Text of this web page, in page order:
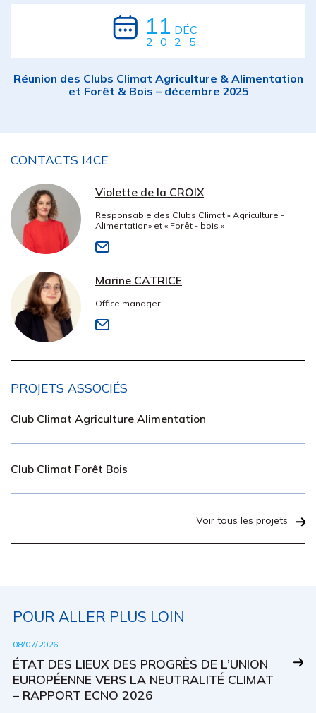
11 DÉC
2025
Réunion des Clubs Climat Agriculture & Alimentation
et Forêt & Bois – décembre 2025
CONTACTS I4CE
Violette de la CROIX
Responsable des Clubs Climat « Agriculture -
Alimentation» et « Forêt - bois »
Marine CATRICE
Office manager
PROJETS ASSOCIÉS
Club Climat Agriculture Alimentation
Club Climat Forêt Bois
Voir tous les projets
POUR ALLER PLUS LOIN
08/07/2026
ÉTAT DES LIEUX DES PROGRÈS DE L’UNION
EUROPÉENNE VERS LA NEUTRALITÉ CLIMAT
– RAPPORT ECNO 2026